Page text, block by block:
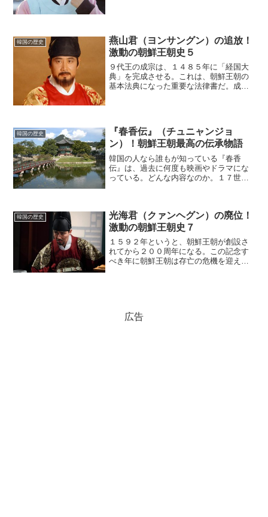
韓国の歴史
燕山君（ヨンサングン）の追放！
激動の朝鮮王朝史５
９代王の成宗は、１４８５年に「経国大
典」を完成させる。これは、朝鮮王朝の
基本法典になった重要な法律書だ。成宗
そ善政を行なうが、途中か...
韓国の歴史
『春香伝』（チュニャンジョ
ン）！朝鮮王朝最高の伝承物語
韓国の人なら誰もが知っている『春香
伝』は、過去に何度も映画やドラマにな
っている。どんな内容なのか。１７世紀
それが春香（チュニャン）だ...
韓国の歴史
光海君（クァンヘグン）の廃位！
激動の朝鮮王朝史７
１５９２年というと、朝鮮王朝が創設さ
れてから２００周年になる。この記念す
べき年に朝鮮王朝は存亡の危機を迎え
広告